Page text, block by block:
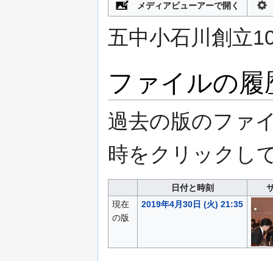
メディアビューアーで開く
五中小石川創立
ファイルの履
過去の版のファ
時をクリックし
日付と時刻
現在
の版
2019年4月30日 (火) 21:35